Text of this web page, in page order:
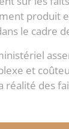
produit
le cadre
et
des